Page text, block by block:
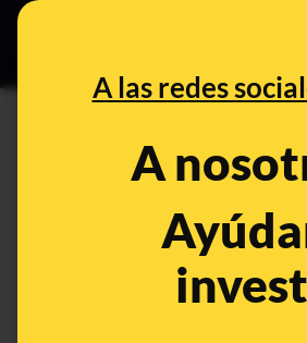
A las redes
A
No, el
prepare para la
Apr 7, 2025, 12:22:27 PM